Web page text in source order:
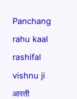
Panchang
rahu kaal
rashifal
vishnu ji
आरती